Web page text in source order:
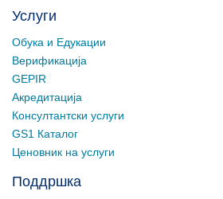
Услуги
Обука и Едукации
Верификација
GEPIR
Акредитација
Консултантски услуги
GS1 Каталог
Ценовник на услуги
Поддршка